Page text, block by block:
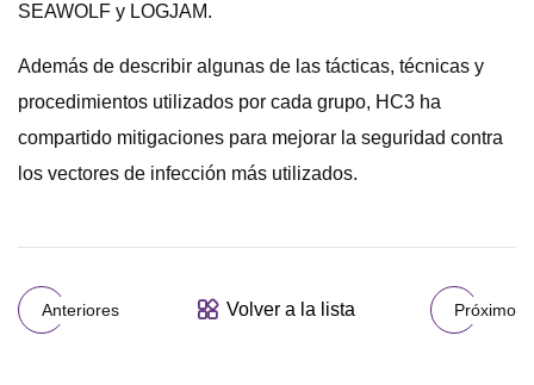
SEAWOLF y LOGJAM.
Además de describir algunas de las tácticas, técnicas y
procedimientos utilizados por cada grupo, HC3 ha
compartido mitigaciones para mejorar la seguridad contra
los vectores de infección más utilizados.
Anteriores Volver a la lista Próximo